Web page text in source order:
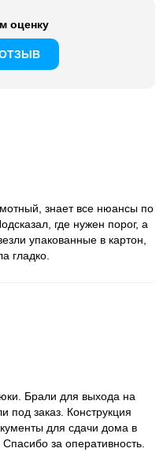
оценку
знает все нюансы по
где нужен порог, а
упакованные в картон,
гладко.
Брали для выхода на
под заказ. Конструкция
для сдачи дома в
за оперативность.